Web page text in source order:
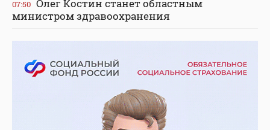
07:50 Олег Костин станет областным
министром здравоохранения